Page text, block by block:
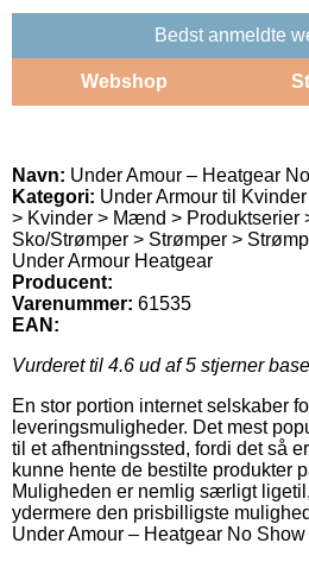
Bedst anmeldte
Webshop
Navn: Under Amour – Heatgear
Kategori: ​Under Armour til
> Kvinder > Mænd > Produktserier
Sko/Strømper > Strømper >
Under Armour Heatgear
Producent:
Varenummer: 61535
EAN:
Vurderet til 4.6 ud af 5 stjerner
En stor portion internet selskaber
leveringsmuligheder. Det mest
til et afhentningssted, fordi det så
kunne hente de bestilte produkter
Muligheden er nemlig særligt
ydermere den prisbilligste
Under Amour – Heatgear No